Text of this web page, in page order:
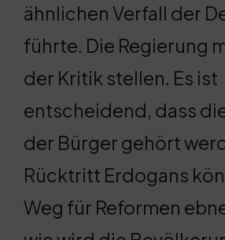
ähnlichen Verfall der
führte. Die Regierung
der Kritik stellen. Es ist
entscheidend, dass
der Bürger gehört
Rücktritt Erdogans
Weg für Reformen